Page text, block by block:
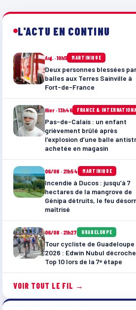
L'ACTU EN CONTINU
Auj. · 10h11 MARTINIQUE
Deux personnes blessées par
balles aux Terres Sainville à
Fort-de-France
Hier · 13h46 FRANCE &
Pas-de-Calais : un enfant
grièvement brûlé après
l’explosion d’une balle
achetée en magasin
06/08 · 21h54 MARTINIQUE
Incendie à Ducos : jusqu’à 7
hectares de la mangrove de
Génipa détruits, le feu
maîtrisé
06/08 · 21h27 GUADELOUPE
Tour cycliste de Guadeloupe
2026 : Edwin Nubul
Top 10 lors de la 7ᵉ étape
VOIR TOUT LE FIL →